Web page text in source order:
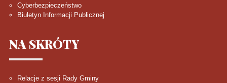
Cyberbezpieczeństwo
Biuletyn Informacji Publicznej
NA SKRÓTY
Relacje z sesji Rady Gminy